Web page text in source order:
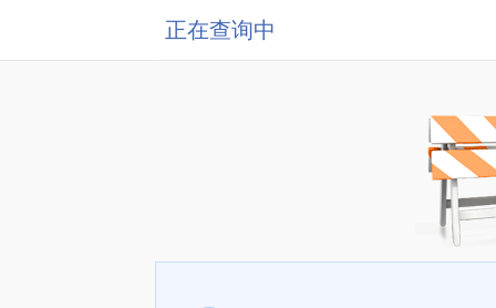
正在查询中